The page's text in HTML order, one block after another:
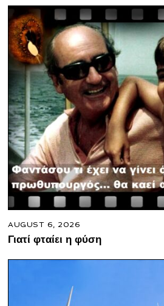
AUGUST 6, 2026
Γιατί φταίει η φύση